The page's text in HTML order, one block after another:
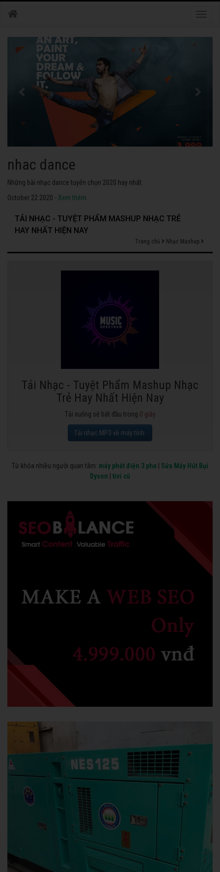
nhac dance
Những bài nhạc dance tuyển chọn 2020 hay nhất.
October 22 2020 - Xem thêm
TẢI NHẠC - TUYỆT PHẨM MASHUP NHẠC TRẺ
HAY NHẤT HIỆN NAY
Trang chủ Nhạc Mashup
Tải Nhạc - Tuyệt Phẩm Mashup Nhạc
Trẻ Hay Nhất Hiện Nay
Tải xuống sẽ bắt đầu trong 0 giây
Tải nhạc MP3 về máy tính.
Từ khóa nhiều người quan tâm: máy phát điện 3 pha
Sửa Máy Hút Bụi
Dyson
tivi cũ